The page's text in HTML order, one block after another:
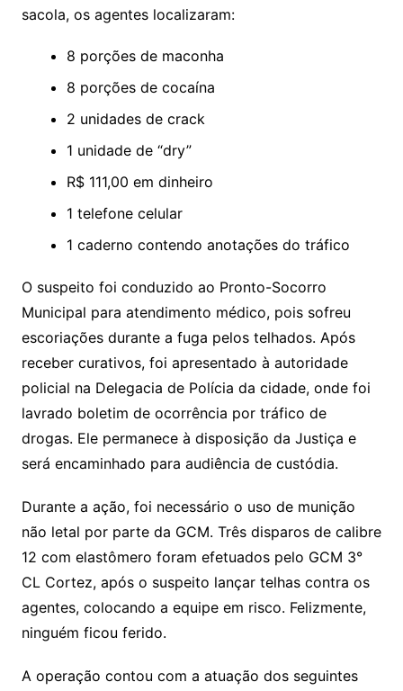
sacola, os agentes localizaram:
8 porções de maconha
8 porções de cocaína
2 unidades de crack
1 unidade de “dry”
R$ 111,00 em dinheiro
1 telefone celular
1 caderno contendo anotações do tráfico
O suspeito foi conduzido ao Pronto-Socorro
Municipal para atendimento médico, pois sofreu
escoriações durante a fuga pelos telhados. Após
receber curativos, foi apresentado à autoridade
policial na Delegacia de Polícia da cidade, onde foi
lavrado boletim de ocorrência por tráfico de
drogas. Ele permanece à disposição da Justiça e
será encaminhado para audiência de custódia.
Durante a ação, foi necessário o uso de munição
não letal por parte da GCM. Três disparos de calibre
12 com elastômero foram efetuados pelo GCM 3°
CL Cortez, após o suspeito lançar telhas contra os
agentes, colocando a equipe em risco. Felizmente,
ninguém ficou ferido.
A operação contou com a atuação dos seguintes